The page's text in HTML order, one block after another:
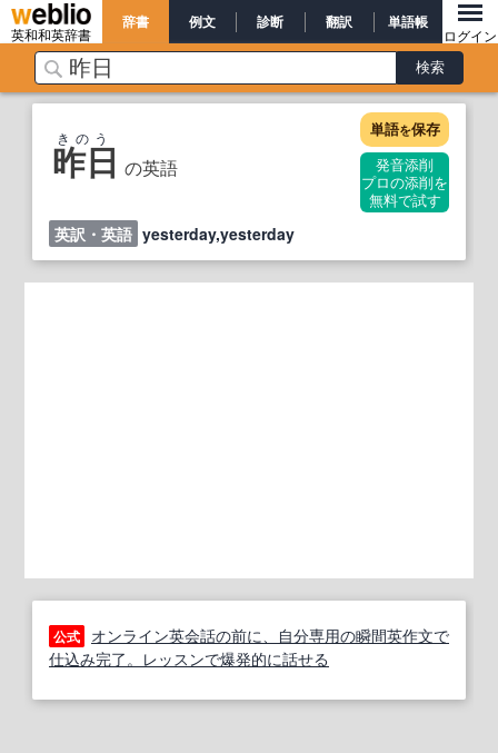
英和和英辞書
辞書 例文 診断 翻訳 単語帳
ログイン
昨日 の英語
きのう 単語を保存
発音添削
プロの添削を
無料で試す
英訳・英語 yesterday,yesterday
公式
オンライン英会話の前に、自分専用の瞬間英作文で
仕込み完了。レッスンで爆発的に話せる